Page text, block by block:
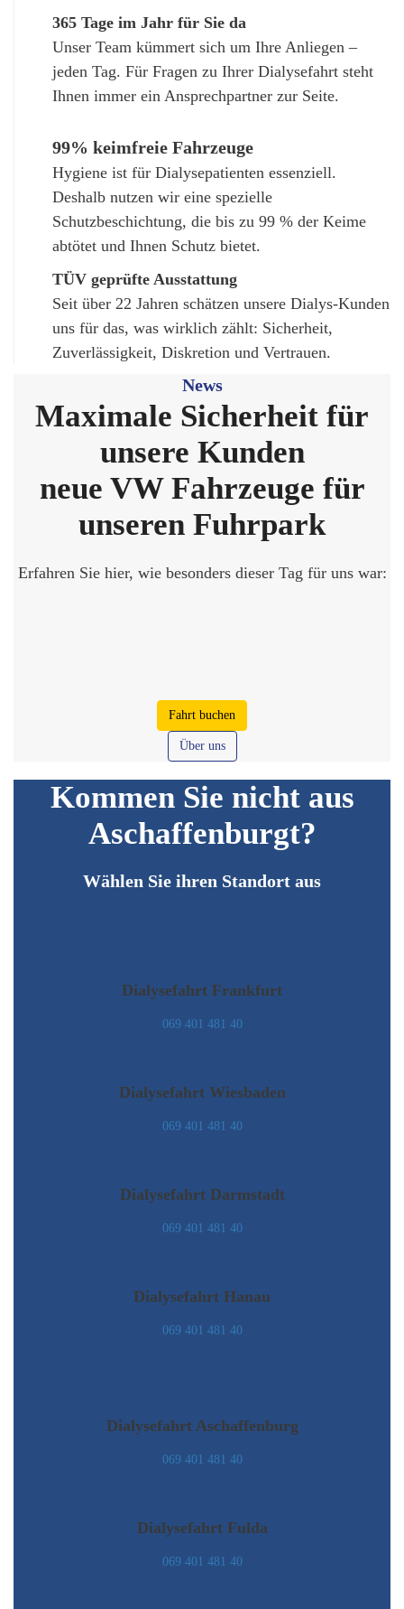
365 Tage im Jahr für Sie da
Unser Team kümmert sich um Ihre Anliegen –
jeden Tag. Für Fragen zu Ihrer Dialysefahrt steht
Ihnen immer ein Ansprechpartner zur Seite.
99% keimfreie Fahrzeuge
Hygiene ist für Dialysepatienten essenziell.
Deshalb nutzen wir eine spezielle
Schutzbeschichtung, die bis zu 99 % der Keime
abtötet und Ihnen Schutz bietet.
TÜV geprüfte Ausstattung
Seit über 22 Jahren schätzen unsere Dialys-Kunden
uns für das, was wirklich zählt: Sicherheit,
Zuverlässigkeit, Diskretion und Vertrauen.
News
Maximale Sicherheit für
unsere Kunden
neue VW Fahrzeuge für
unseren Fuhrpark
Erfahren Sie hier, wie besonders dieser Tag für uns war:
Fahrt buchen
Über uns
Kommen Sie nicht aus
Aschaffenburgt?
Wählen Sie ihren Standort aus
Dialysefahrt Frankfurt
069 401 481 40
Dialysefahrt Wiesbaden
069 401 481 40
Dialysefahrt Darmstadt
069 401 481 40
Dialysefahrt Hanau
069 401 481 40
Dialysefahrt Aschaffenburg
069 401 481 40
Dialysefahrt Fulda
069 401 481 40